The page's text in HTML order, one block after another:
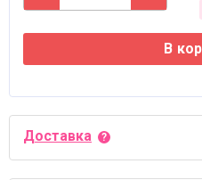
В
Доставка